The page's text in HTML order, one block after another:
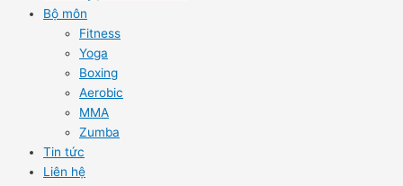
Bộ môn
Fitness
Yoga
Boxing
Aerobic
MMA
Zumba
Tin tức
Liên hệ